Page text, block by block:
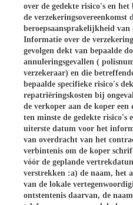
over de gedekte risico's en
de verzekeringsovereenkomst
beroepsaansprakelijkheid
Informatie over de
gevolgen dekt van bepaalde
annuleringsgevallen (
verzekeraar) en die
bepaalde specifieke risico's
repatriëringskosten bij
de verkoper aan de koper
ten minste de gedekte risico's
uiterste datum voor het
van overdracht van het
verbintenis om de koper
vóór de geplande
verstrekken :a) de naam, het
van de lokale
ontstentenis daarvan, de